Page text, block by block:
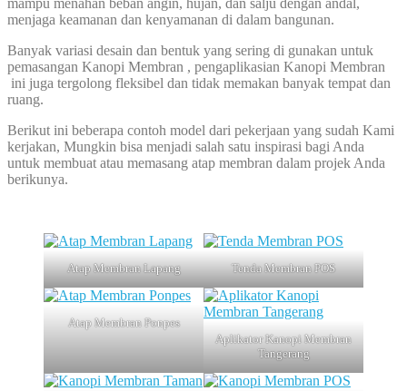
mampu menahan beban angin, hujan, dan salju dengan andal,
menjaga keamanan dan kenyamanan di dalam bangunan.
Banyak variasi desain dan bentuk yang sering di gunakan untuk
pemasangan Kanopi Membran , pengaplikasian Kanopi Membran
ini juga tergolong fleksibel dan tidak memakan banyak tempat dan
ruang.
Berikut ini beberapa contoh model dari pekerjaan yang sudah Kami
kerjakan, Mungkin bisa menjadi salah satu inspirasi bagi Anda
untuk membuat atau memasang atap membran dalam projek Anda
berikunya.
Atap Membran Lapang Tenda Membran POS
Atap Membran Ponpes
Aplikator Kanopi Membran
Tangerang